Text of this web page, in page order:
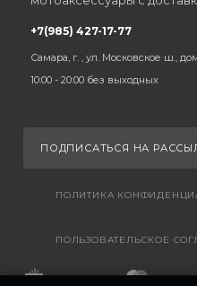
+7(985) 427-17-77
Самара, г. , ул. Московское ш.,
10:00 - 20:00 без выходных
ПОДПИСАТЬСЯ НА
ПОЛИТИКА
ПОЛЬЗОВАТЕЛЬСКОЕ